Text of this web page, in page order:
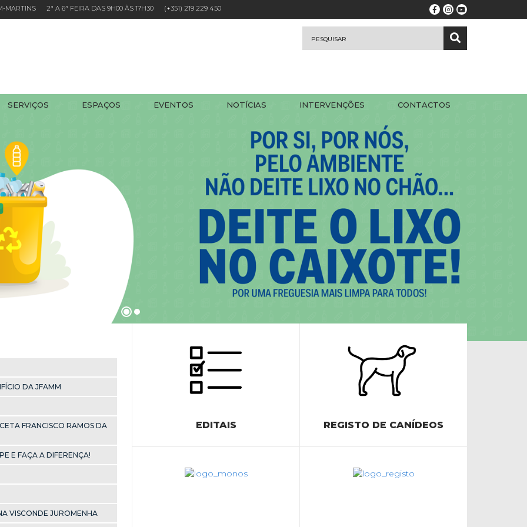
MARTINS 2ª A 6ª FEIRA DAS 9H00 ÀS 17H30 (+351) 219 229 450
SERVIÇOS ESPAÇOS EVENTOS NOTÍCIAS INTERVENÇÕES CONTACTOS
DA JFAMM
FRANCISCO RAMOS DA
E FAÇA A DIFERENÇA!
VISCONDE JUROMENHA
EDITAIS REGISTO DE CANÍDEOS